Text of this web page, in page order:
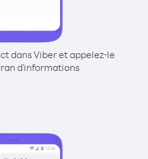
dans Viber et appelez-le
d'informations